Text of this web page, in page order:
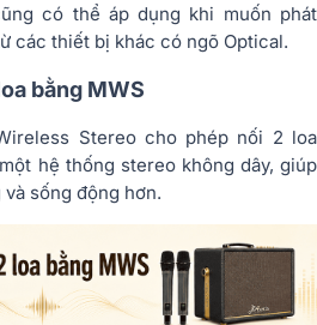
có thể áp dụng khi muốn phát
các thiết bị khác có ngõ Optical.
bằng MWS
Stereo cho phép nối 2 loa
hệ thống stereo không dây, giúp
sống động hơn.